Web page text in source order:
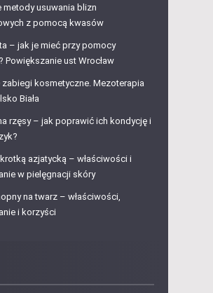
metody usuwania blizn
z pomocą kwasów
– jak je mieć przy pomocy
Powiększanie ust Wrocław
zabiegi kosmetyczne. Mezoterapia
Biała
rzęsy – jak poprawić ich kondycję i
azjatycką – właściwości i
w pielęgnacji skóry
na twarz – właściwości,
i korzyści